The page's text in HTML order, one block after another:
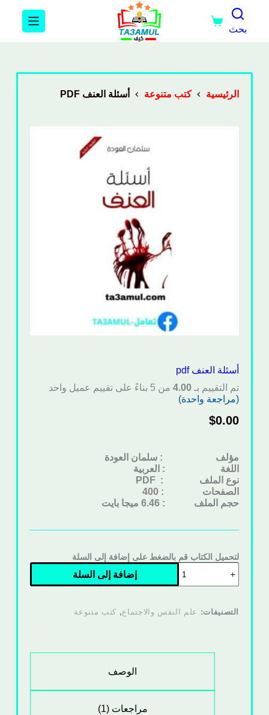
بحث
الرئيسية كتب متنوعة أسئلة العنف PDF
أسئلة العنف pdf
تم التقييم بـ 4.00من 5 بناءً على تقييم عميل واحد
(مراجعة واحدة)
$0.00
مؤلف : سلمان العودة
اللغة : العربية
نوع الملف : PDF
الصفحات : 400
حجم الملف : 6.46 ميجا بايت
لتحميل الكتاب قم بالضغط على إضافة إلى السلة
إضافة إلى السلة
التصنيفات: علم النفس والاجتماع, كتب متنوعة
الوصف
مراجعات (1)